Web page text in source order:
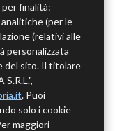
finalità:
(per le
(relativi alle
personalizzata
del sito. Il titolare
. Puoi
solo i cookie
maggiori